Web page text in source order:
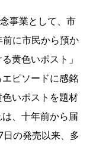
事業として、市
に市民から預か
黄色いポスト」
ピソードに感銘
いポストを題材
、十年前から届
の発売以来、多